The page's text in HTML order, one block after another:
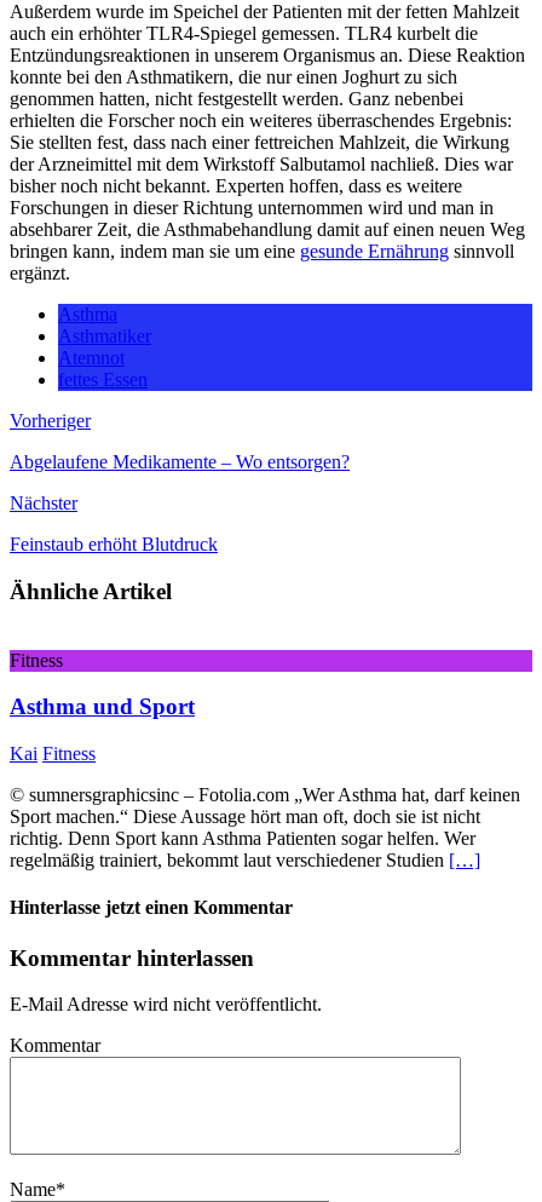
Außerdem wurde im Speichel der Patienten mit der fetten Mahlzeit
auch ein erhöhter TLR4-Spiegel gemessen. TLR4 kurbelt die
Entzündungsreaktionen in unserem Organismus an. Diese Reaktion
konnte bei den Asthmatikern, die nur einen Joghurt zu sich
genommen hatten, nicht festgestellt werden. Ganz nebenbei
erhielten die Forscher noch ein weiteres überraschendes Ergebnis:
Sie stellten fest, dass nach einer fettreichen Mahlzeit, die Wirkung
der Arzneimittel mit dem Wirkstoff Salbutamol nachließ. Dies war
bisher noch nicht bekannt. Experten hoffen, dass es weitere
Forschungen in dieser Richtung unternommen wird und man in
absehbarer Zeit, die Asthmabehandlung damit auf einen neuen Weg
bringen kann, indem man sie um eine gesunde Ernährung sinnvoll
ergänzt.
Asthma
Asthmatiker
Atemnot
fettes Essen
Vorheriger
Abgelaufene Medikamente – Wo entsorgen?
Nächster
Feinstaub erhöht Blutdruck
Ähnliche Artikel
Fitness
Asthma und Sport
Kai Fitness
© sumnersgraphicsinc – Fotolia.com „Wer Asthma hat, darf keinen
Sport machen.“ Diese Aussage hört man oft, doch sie ist nicht
richtig. Denn Sport kann Asthma Patienten sogar helfen. Wer
regelmäßig trainiert, bekommt laut verschiedener Studien […]
Hinterlasse jetzt einen Kommentar
Kommentar hinterlassen
E-Mail Adresse wird nicht veröffentlicht.
Kommentar
Name*